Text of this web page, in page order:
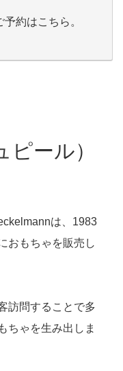
約はこちら。
ール）
は、1983
おもちゃを販売し
訪問することで多
ちゃを生み出しま